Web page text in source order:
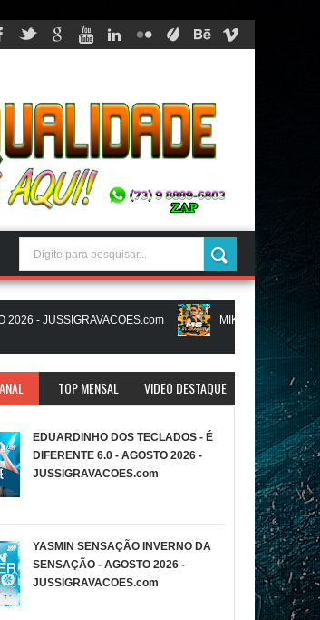
- JUSSIGRAVACOES.com MIKAEL SANTOS - MS
NATANZINHO LIMA - NA LIGA EM SAMPA - CD NOVO
TOP MENSAL VIDEO DESTAQUE
EDUARDINHO DOS TECLADOS - É
DIFERENTE 6.0 - AGOSTO 2026 -
JUSSIGRAVACOES.com
YASMIN SENSAÇÃO INVERNO DA
SENSAÇÃO - AGOSTO 2026 -
JUSSIGRAVACOES.com